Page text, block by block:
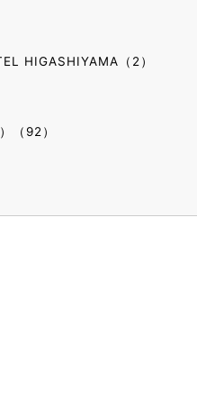
HIGASHIYAMA（2）
（92）